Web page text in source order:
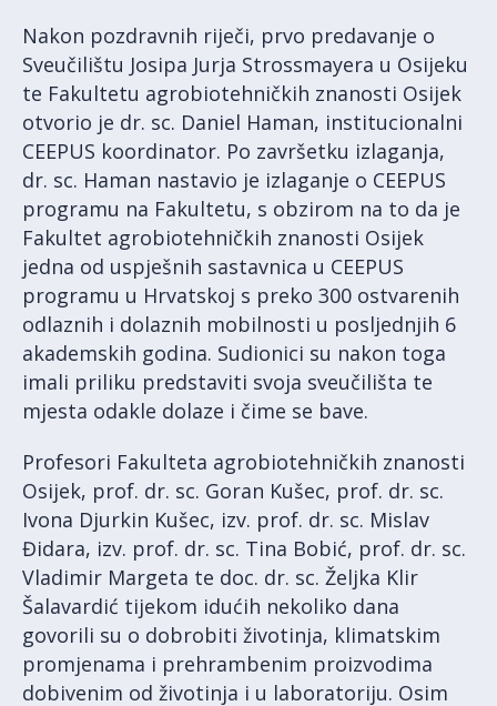
Nakon pozdravnih riječi, prvo predavanje o
Sveučilištu Josipa Jurja Strossmayera u Osijeku
te Fakultetu agrobiotehničkih znanosti Osijek
otvorio je dr. sc. Daniel Haman, institucionalni
CEEPUS koordinator. Po završetku izlaganja,
dr. sc. Haman nastavio je izlaganje o CEEPUS
programu na Fakultetu, s obzirom na to da je
Fakultet agrobiotehničkih znanosti Osijek
jedna od uspješnih sastavnica u CEEPUS
programu u Hrvatskoj s preko 300 ostvarenih
odlaznih i dolaznih mobilnosti u posljednjih 6
akademskih godina. Sudionici su nakon toga
imali priliku predstaviti svoja sveučilišta te
mjesta odakle dolaze i čime se bave.
Profesori Fakulteta agrobiotehničkih znanosti
Osijek, prof. dr. sc. Goran Kušec, prof. dr. sc.
Ivona Djurkin Kušec, izv. prof. dr. sc. Mislav
Đidara, izv. prof. dr. sc. Tina Bobić, prof. dr. sc.
Vladimir Margeta te doc. dr. sc. Željka Klir
Šalavardić tijekom idućih nekoliko dana
govorili su o dobrobiti životinja, klimatskim
promjenama i prehrambenim proizvodima
dobivenim od životinja i u laboratoriju. Osim